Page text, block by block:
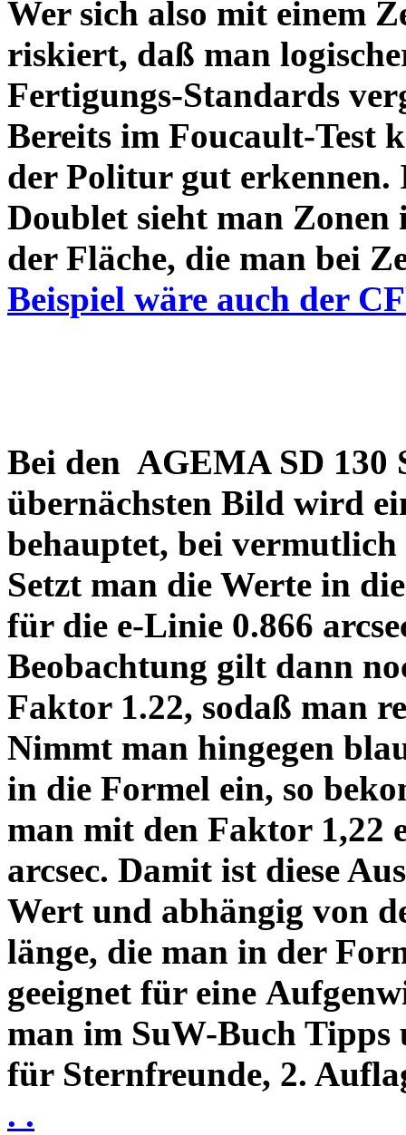
Wer sich also mit einem
riskiert, daß man
Fertigungs-Standards
Bereits im Foucault-Test
der Politur gut
Doublet sieht man Zonen
der Fläche, die man bei
Beispiel wäre auch der
Bei den AGEMA SD 130
übernächsten Bild wird
behauptet, bei vermutlich
Setzt man die Werte in
für die e-Linie 0.866
Beobachtung gilt dann
Faktor 1.22, sodaß man
Nimmt man hingegen
in die Formel ein, so
man mit den Faktor 1,22
arcsec. Damit ist diese
Wert und abhängig von
länge, die man in der
geeignet für eine
man im SuW-Buch Tipps
für Sternfreunde, 2.
. .